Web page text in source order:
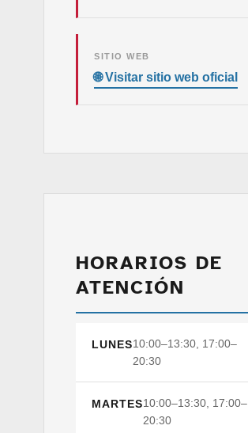
SITIO WEB
HORARIOS DE
ATENCIÓN
LUNES10:00–13:30, 17:00–
20:30
MARTES10:00–13:30, 17:00–
20:30